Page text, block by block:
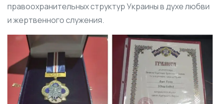
правоохранительных структур Украины в духе любви
и жертвенного служения.